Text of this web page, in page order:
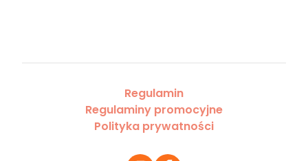
Regulamin
Regulaminy promocyjne
Polityka prywatności